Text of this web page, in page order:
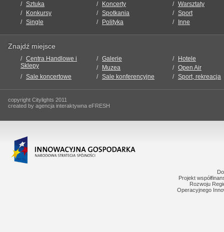
Sztuka Koncerty
Warsztaty
Konkursy
Spotkania
Sport
Single
Polityka Inne
Znajdź miejsce
Centra Handlowe i
Sklepy
Galerie
Hotele
Muzea
Open Air
Sale koncertowe
Sale konferencyjne Sport, rekreacja
copyright Citylights 2011
created by agencja interaktywna eFRESH
Projekt
Rozwoju
Operacyjnego